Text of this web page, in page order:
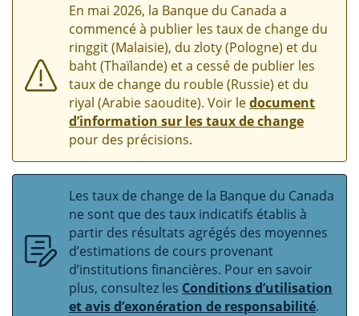
En mai 2026, la Banque du Canada a
commencé à publier les taux de change du
ringgit (Malaisie), du zloty (Pologne) et du
baht (Thaïlande) et a cessé de publier les
taux de change du rouble (Russie) et du
riyal (Arabie saoudite). Voir ledocument
d’information sur les taux de change
pour des précisions.
Les taux de change de la Banque du Canada
ne sont que des taux indicatifs établis à
partir des résultats agrégés des moyennes
d’estimations de cours provenant
d’institutions financières. Pour en savoir
plus, consultez les Conditions d’utilisation
et avis d’exonération de responsabilité.